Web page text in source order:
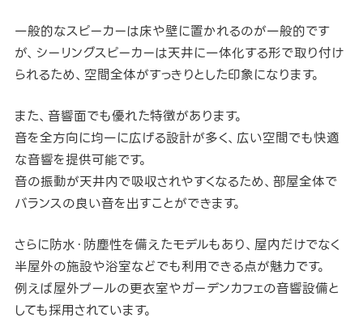
一般的なスピーカーは床や壁に置かれるのが一般的です
が、シーリングスピーカーは天井に一体化する形で取り付け
られるため、空間全体がすっきりとした印象になります。
また、音響面でも優れた特徴があります。
音を全方向に均一に広げる設計が多く、広い空間でも快適
な音響を提供可能です。
音の振動が天井内で吸収されやすくなるため、部屋全体で
バランスの良い音を出すことができます。
さらに防水・防塵性を備えたモデルもあり、屋内だけでなく
半屋外の施設や浴室などでも利用できる点が魅力です。
例えば屋外プールの更衣室やガーデンカフェの音響設備と
しても採用されています。